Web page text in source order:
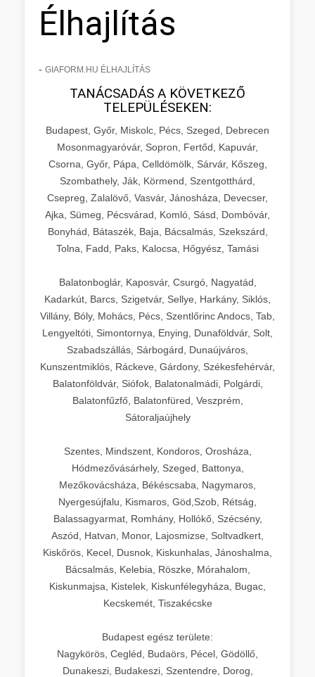
Élhajlítás
- GIAFORM.HU ÉLHAJLÍTÁS
TANÁCSADÁS A KÖVETKEZŐ
TELEPÜLÉSEKEN:
Budapest, Győr, Miskolc, Pécs, Szeged, Debrecen
Mosonmagyaróvár, Sopron, Fertőd, Kapuvár,
Csorna, Győr, Pápa, Celldömölk, Sárvár, Kőszeg,
Szombathely, Ják, Körmend, Szentgotthárd,
Csepreg, Zalalövő, Vasvár, Jánosháza, Devecser,
Ajka, Sümeg, Pécsvárad, Komló, Sásd, Dombóvár,
Bonyhád, Bátaszék, Baja, Bácsalmás, Szekszárd,
Tolna, Fadd, Paks, Kalocsa, Hőgyész, Tamási
Balatonboglár, Kaposvár, Csurgó, Nagyatád,
Kadarkút, Barcs, Szigetvár, Sellye, Harkány, Siklós,
Villány, Bóly, Mohács, Pécs, Szentlőrinc Andocs, Tab,
Lengyeltóti, Simontornya, Enying, Dunaföldvár, Solt,
Szabadszállás, Sárbogárd, Dunaújváros,
Kunszentmiklós, Ráckeve, Gárdony, Székesfehérvár,
Balatonföldvár, Siófok, Balatonalmádi, Polgárdi,
Balatonfűzfő, Balatonfüred, Veszprém,
Sátoraljaújhely
Szentes, Mindszent, Kondoros, Orosháza,
Hódmezővásárhely, Szeged, Battonya,
Mezőkovácsháza, Békéscsaba, Nagymaros,
Nyergesújfalu, Kismaros, Göd,Szob, Rétság,
Balassagyarmat, Romhány, Hollókő, Szécsény,
Aszód, Hatvan, Monor, Lajosmizse, Soltvadkert,
Kiskőrös, Kecel, Dusnok, Kiskunhalas, Jánoshalma,
Bácsalmás, Kelebia, Röszke, Mórahalom,
Kiskunmajsa, Kistelek, Kiskunfélegyháza, Bugac,
Kecskemét, Tiszakécske
Budapest egész területe:
Nagykörös, Cegléd, Budaörs, Pécel, Gödöllő,
Dunakeszi, Budakeszi, Szentendre, Dorog,